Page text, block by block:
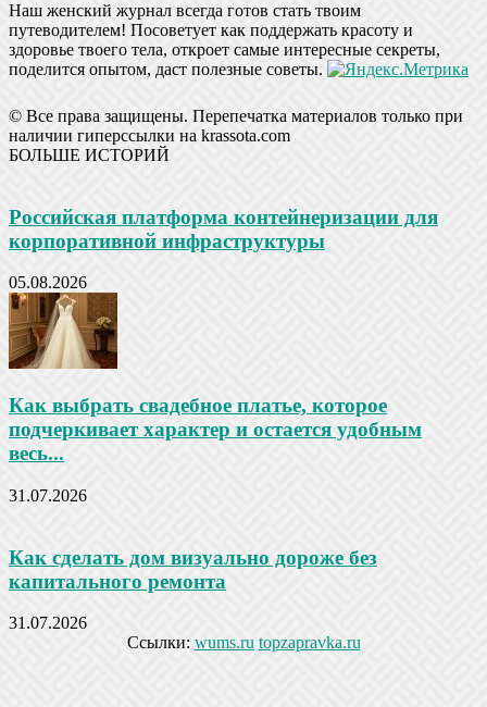
Наш женский журнал всегда готов стать твоим
путеводителем! Посоветует как поддержать красоту и
здоровье твоего тела, откроет самые интересные секреты,
поделится опытом, даст полезные советы.
© Все права защищены. Перепечатка материалов только при
наличии гиперссылки на krassota.com
БОЛЬШЕ ИСТОРИЙ
Российская платформа контейнеризации для
корпоративной инфраструктуры
05.08.2026
Как выбрать свадебное платье, которое
подчеркивает характер и остается удобным
весь...
31.07.2026
Как сделать дом визуально дороже без
капитального ремонта
31.07.2026
Ссылки: wums.ru topzapravka.ru